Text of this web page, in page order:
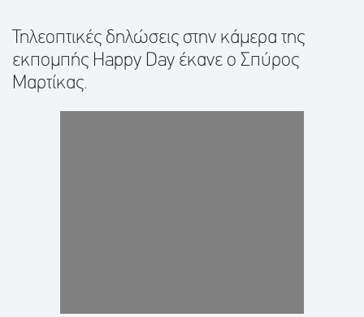
Τηλεοπτικές δηλώσεις στην κάμερα της
εκπομπής Happy Day έκανε ο Σπύρος
Μαρτίκας.